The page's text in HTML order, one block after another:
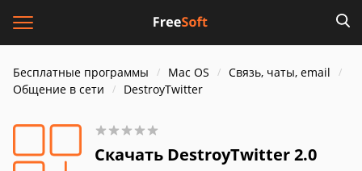
Бесплатные программы Mac OS
Связь, чаты, email
Общение в сети
DestroyTwitter
Скачать DestroyTwitter 2.0